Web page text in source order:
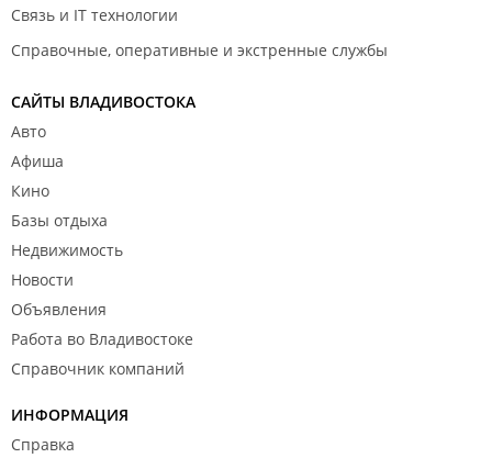
Связь и IT технологии
Справочные, оперативные и экстренные службы
САЙТЫ ВЛАДИВОСТОКА
Авто
Афиша
Кино
Базы отдыха
Недвижимость
Новости
Объявления
Работа во Владивостоке
Справочник компаний
ИНФОРМАЦИЯ
Справка